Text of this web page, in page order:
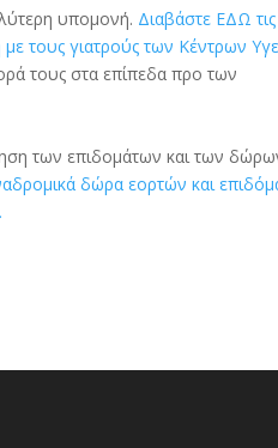
υπομονή. Διαβάστε ΕΔΩ τις
τους γιατρούς των Κέντρων
τους στα επίπεδα προ των
των επιδομάτων και των
δώρα εορτών και